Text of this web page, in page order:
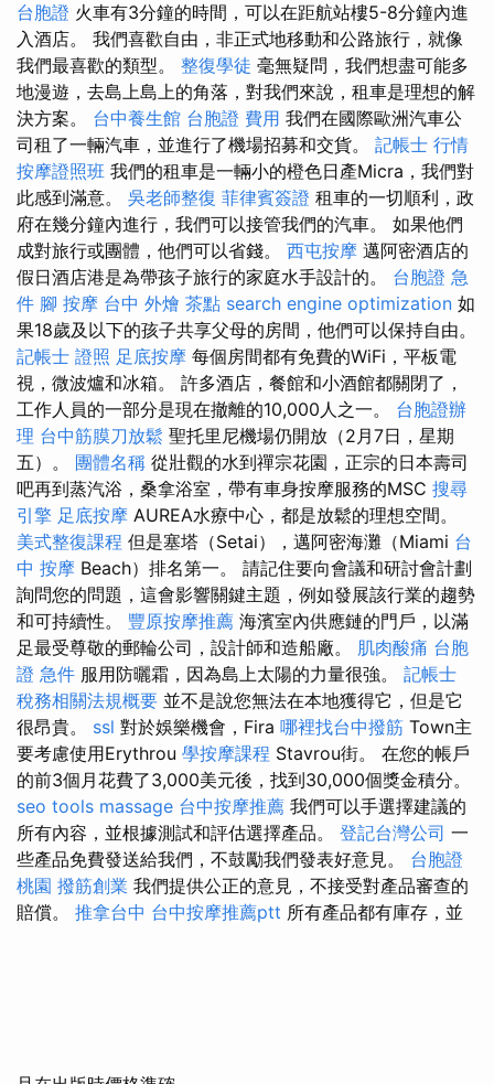
台胞證 火車有3分鐘的時間，可以在距航站樓5-8分鐘內進
入酒店。 我們喜歡自由，非正式地移動和公路旅行，就像
我們最喜歡的類型。 整復學徒 毫無疑問，我們想盡可能多
地漫遊，去島上島上的角落，對我們來說，租車是理想的解
決方案。 台中養生館 台胞證 費用 我們在國際歐洲汽車公
司租了一輛汽車，並進行了機場招募和交貨。 記帳士 行情
按摩證照班 我們的租車是一輛小的橙色日產Micra，我們對
此感到滿意。 吳老師整復 菲律賓簽證 租車的一切順利，政
府在幾分鐘內進行，我們可以接管我們的汽車。 如果他們
成對旅行或團體，他們可以省錢。 西屯按摩 邁阿密酒店的
假日酒店港是為帶孩子旅行的家庭水手設計的。 台胞證 急
件 腳 按摩 台中 外燴 茶點 search engine optimization 如
果18歲及以下的孩子共享父母的房間，他們可以保持自由。
記帳士 證照 足底按摩 每個房間都有免費的WiFi，平板電
視，微波爐和冰箱。 許多酒店，餐館和小酒館都關閉了，
工作人員的一部分是現在撤離的10,000人之一。 台胞證辦
理 台中筋膜刀放鬆 聖托里尼機場仍開放（2月7日，星期
五）。 團體名稱 從壯觀的水到禪宗花園，正宗的日本壽司
吧再到蒸汽浴，桑拿浴室，帶有車身按摩服務的MSC 搜尋
引擎 足底按摩 AUREA水療中心，都是放鬆的理想空間。
美式整復課程 但是塞塔（Setai），邁阿密海灘（Miami 台
中 按摩 Beach）排名第一。 請記住要向會議和研討會計劃
詢問您的問題，這會影響關鍵主題，例如發展該行業的趨勢
和可持續性。 豐原按摩推薦 海濱室內供應鏈的門戶，以滿
足最受尊敬的郵輪公司，設計師和造船廠。 肌肉酸痛 台胞
證 急件 服用防曬霜，因為島上太陽的力量很強。 記帳士
稅務相關法規概要 並不是說您無法在本地獲得它，但是它
很昂貴。 ssl 對於娛樂機會，Fira 哪裡找台中撥筋 Town主
要考慮使用Erythrou 學按摩課程 Stavrou街。 在您的帳戶
的前3個月花費了3,000美元後，找到30,000個獎金積分。
seo tools massage 台中按摩推薦 我們可以手選擇建議的
所有內容，並根據測試和評估選擇產品。 登記台灣公司 一
些產品免費發送給我們，不鼓勵我們發表好意見。 台胞證
桃園 撥筋創業 我們提供公正的意見，不接受對產品審查的
賠償。 推拿台中 台中按摩推薦ptt 所有產品都有庫存，並